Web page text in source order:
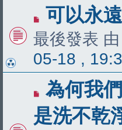
可以永
最後發表 由
05-18 ,
為何我
是洗不乾